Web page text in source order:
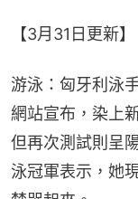
【3月31日更新】
游泳：匈牙利泳
網站宣布，染上
但再次測試則呈
泳冠軍表示，她